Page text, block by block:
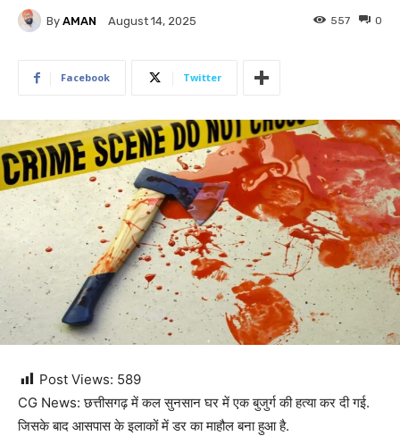
By AMAN August 14, 2025 0
557
Facebook Twitter
Post Views: 589
CG News: छत्तीसगढ़ में कल सुनसान घर में एक बुजुर्ग की हत्या कर दी गई.
जिसके बाद आसपास के इलाकों में डर का माहौल बना हुआ है.